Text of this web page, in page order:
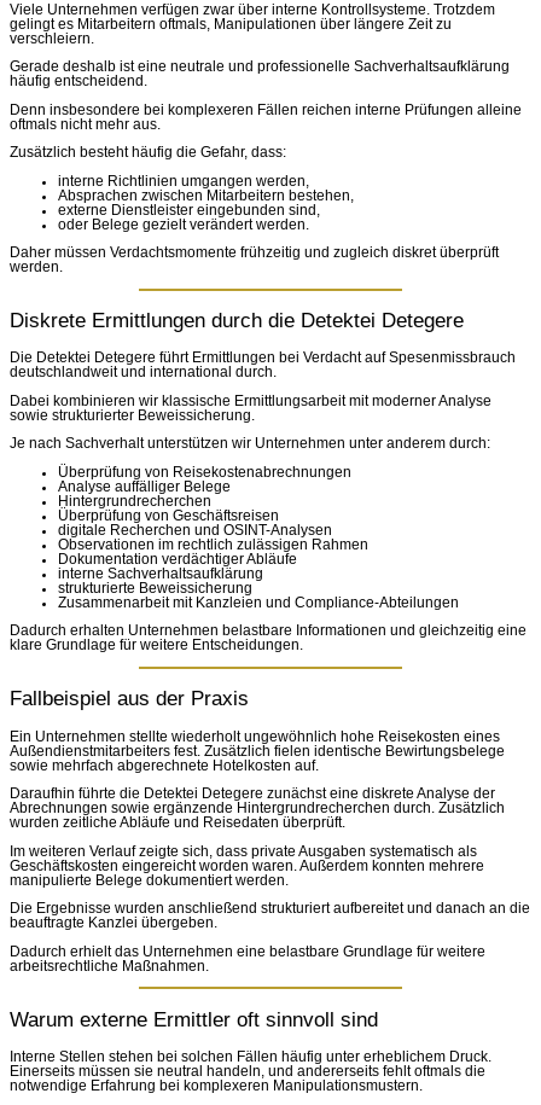
Viele Unternehmen verfügen zwar über interne Kontrollsysteme. Trotzdem
gelingt es Mitarbeitern oftmals, Manipulationen über längere Zeit zu
verschleiern.
Gerade deshalb ist eine neutrale und professionelle Sachverhaltsaufklärung
häufig entscheidend.
Denn insbesondere bei komplexeren Fällen reichen interne Prüfungen alleine
oftmals nicht mehr aus.
Zusätzlich besteht häufig die Gefahr, dass:
interne Richtlinien umgangen werden,
Absprachen zwischen Mitarbeitern bestehen,
externe Dienstleister eingebunden sind,
oder Belege gezielt verändert werden.
Daher müssen Verdachtsmomente frühzeitig und zugleich diskret überprüft
werden.
Diskrete Ermittlungen durch die Detektei Detegere
Die Detektei Detegere führt Ermittlungen bei Verdacht auf Spesenmissbrauch
deutschlandweit und international durch.
Dabei kombinieren wir klassische Ermittlungsarbeit mit moderner Analyse
sowie strukturierter Beweissicherung.
Je nach Sachverhalt unterstützen wir Unternehmen unter anderem durch:
Überprüfung von Reisekostenabrechnungen
Analyse auffälliger Belege
Hintergrundrecherchen
Überprüfung von Geschäftsreisen
digitale Recherchen und OSINT-Analysen
Observationen im rechtlich zulässigen Rahmen
Dokumentation verdächtiger Abläufe
interne Sachverhaltsaufklärung
strukturierte Beweissicherung
Zusammenarbeit mit Kanzleien und Compliance-Abteilungen
Dadurch erhalten Unternehmen belastbare Informationen und gleichzeitig eine
klare Grundlage für weitere Entscheidungen.
Fallbeispiel aus der Praxis
Ein Unternehmen stellte wiederholt ungewöhnlich hohe Reisekosten eines
Außendienstmitarbeiters fest. Zusätzlich fielen identische Bewirtungsbelege
sowie mehrfach abgerechnete Hotelkosten auf.
Daraufhin führte die Detektei Detegere zunächst eine diskrete Analyse der
Abrechnungen sowie ergänzende Hintergrundrecherchen durch. Zusätzlich
wurden zeitliche Abläufe und Reisedaten überprüft.
Im weiteren Verlauf zeigte sich, dass private Ausgaben systematisch als
Geschäftskosten eingereicht worden waren. Außerdem konnten mehrere
manipulierte Belege dokumentiert werden.
Die Ergebnisse wurden anschließend strukturiert aufbereitet und danach an die
beauftragte Kanzlei übergeben.
Dadurch erhielt das Unternehmen eine belastbare Grundlage für weitere
arbeitsrechtliche Maßnahmen.
Warum externe Ermittler oft sinnvoll sind
Interne Stellen stehen bei solchen Fällen häufig unter erheblichem Druck.
Einerseits müssen sie neutral handeln, und andererseits fehlt oftmals die
notwendige Erfahrung bei komplexeren Manipulationsmustern.